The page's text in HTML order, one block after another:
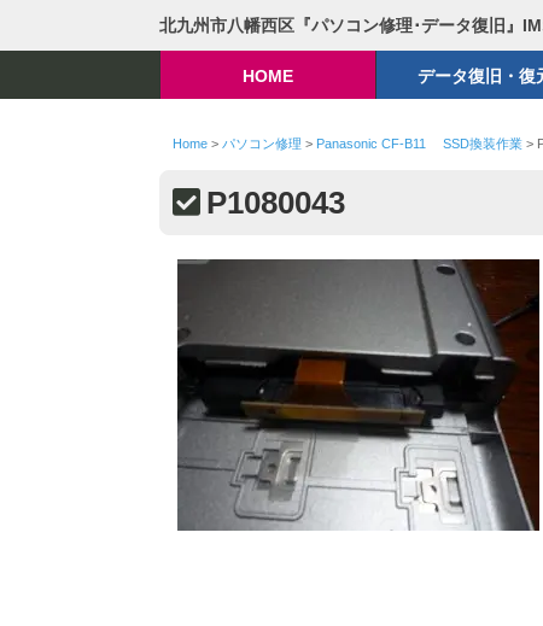
北九州市八幡西区『パソコン修理･データ復旧』
HOME データ復旧・復
Home> パソコン修理 > Panasonic CF-B11 SSD換装作業>
P1080043